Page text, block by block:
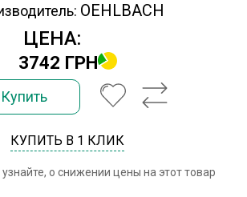
OEHLBACH
ЦЕНА:
3742 ГРН
Купить
КУПИТЬ В 1 КЛИК
о снижении цены на этот товар